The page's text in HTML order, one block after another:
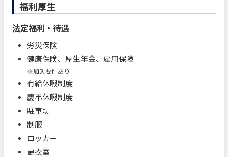
福利厚生
法定福利・待遇
労災保険
健康保険、厚生年金、雇用保険
※加入要件あり
有給休暇制度
慶弔休暇制度
駐車場
制服
ロッカー
更衣室